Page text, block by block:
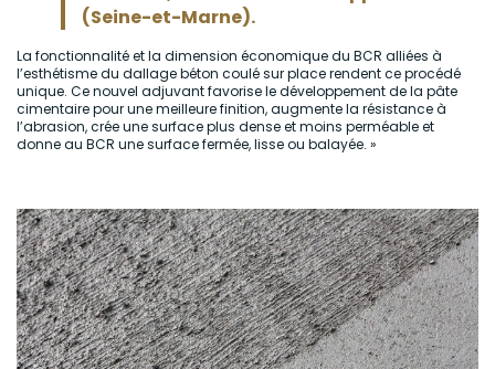
(Seine-et-Marne).
La fonctionnalité et la dimension économique du BCR alliées à
l’esthétisme du dallage béton coulé sur place rendent ce procédé
unique. Ce nouvel adjuvant favorise le développement de la pâte
cimentaire pour une meilleure finition, augmente la résistance à
l’abrasion, crée une surface plus dense et moins perméable et
donne au BCR une surface fermée, lisse ou balayée. »